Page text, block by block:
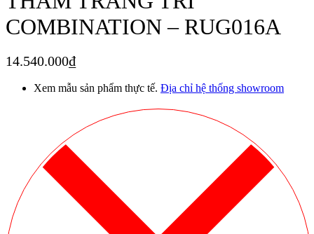
COMBINATION – RUG016A
14.540.000₫
Xem mẫu sản phẩm thực tế. Địa chỉ hệ thống showroom